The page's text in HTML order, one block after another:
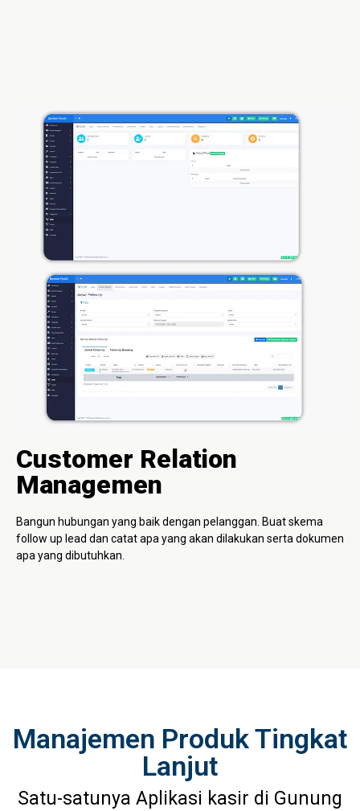
Customer Relation
Managemen
Bangun hubungan yang baik dengan pelanggan. Buat skema
follow up lead dan catat apa yang akan dilakukan serta dokumen
apa yang dibutuhkan.
Manajemen Produk Tingkat
Lanjut
Satu-satunya Aplikasi kasir di Gunung